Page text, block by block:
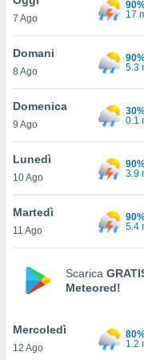
è
al sito
di
ci
di
il
un
la
nella
7 Ago
17
Domani
8 Ago
5.3
Domenica
9 Ago
0.1
Lunedì
10 Ago
3.9
Martedì
11 Ago
5.4
Scarica
Meteored!
Mercoledì
12 Ago
1.2